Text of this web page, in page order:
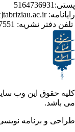
نشریه:4135297551-98+
این وب سایت
نویسی :